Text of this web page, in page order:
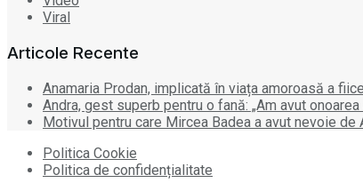
Viral
Articole Recente
Anamaria Prodan, implicată în viața amoroasă a
Andra, gest superb pentru o fană: „Am avut
Motivul pentru care Mircea Badea a avut nevoie
Politica Cookie
Politica de confidențialitate